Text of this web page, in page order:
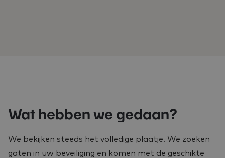
Wat hebben we gedaan?
We bekijken steeds het volledige plaatje. We zoeken
gaten in uw beveiliging en komen met de geschikte